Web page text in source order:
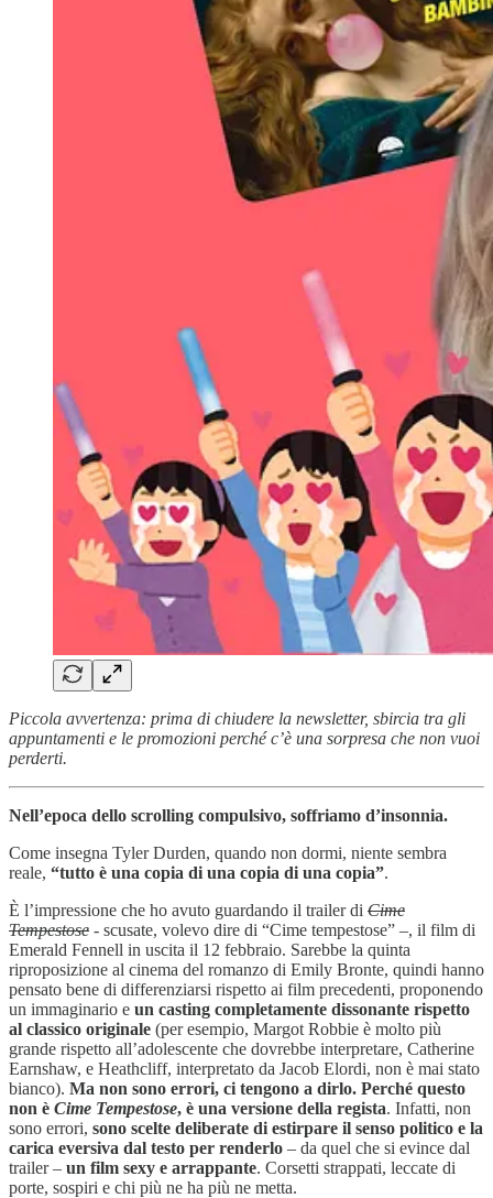
Piccola avvertenza: prima di chiudere la newsletter, sbircia tra gli
appuntamenti e le promozioni perché c’è una sorpresa che non vuoi
perderti.
Nell’epoca dello scrolling compulsivo, soffriamo d’insonnia.
Come insegna Tyler Durden, quando non dormi, niente sembra
reale, “tutto è una copia di una copia di una copia”.
È l’impressione che ho avuto guardando il trailer di Cime
Tempestose - scusate, volevo dire di “Cime tempestose” –, il film di
Emerald Fennell in uscita il 12 febbraio. Sarebbe la quinta
riproposizione al cinema del romanzo di Emily Bronte, quindi hanno
pensato bene di differenziarsi rispetto ai film precedenti, proponendo
un immaginario e un casting completamente dissonante rispetto
al classico originale (per esempio, Margot Robbie è molto più
grande rispetto all’adolescente che dovrebbe interpretare, Catherine
Earnshaw, e Heathcliff, interpretato da Jacob Elordi, non è mai stato
bianco). Ma non sono errori, ci tengono a dirlo. Perché questo
non è Cime Tempestose, è una versione della regista. Infatti, non
sono errori, sono scelte deliberate di estirpare il senso politico e la
carica eversiva dal testo per renderlo – da quel che si evince dal
trailer – un film sexy e arrappante. Corsetti strappati, leccate di
porte, sospiri e chi più ne ha più ne metta.